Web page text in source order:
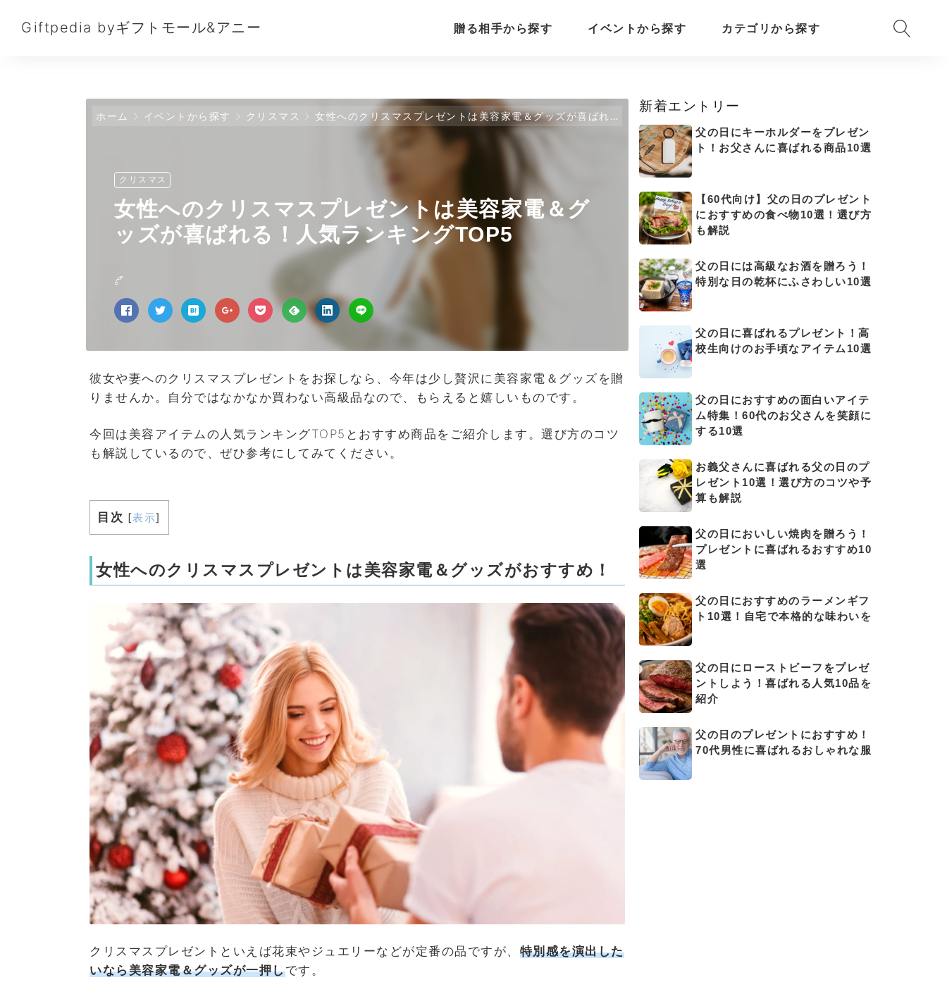
Giftpedia byギフトモール&アニー 贈る相手から探す イベントから探す カテゴリから探す
ホーム イベントから探す クリスマス 女性へのクリスマスプレゼントは美容家電＆グッズが喜ばれる！人気ランキングTOP5
クリスマス
女性へのクリスマスプレゼントは美容家電＆グ
ッズが喜ばれる！人気ランキングTOP5
彼女や妻へのクリスマスプレゼントをお探しなら、今年は少し贅沢に美容家電＆グッズを贈
りませんか。自分ではなかなか買わない高級品なので、もらえると嬉しいものです。
今回は美容アイテムの人気ランキングTOP5とおすすめ商品をご紹介します。選び方のコツ
も解説しているので、ぜひ参考にしてみてください。
目次 [表示]
女性へのクリスマスプレゼントは美容家電＆グッズがおすすめ！
クリスマスプレゼントといえば花束やジュエリーなどが定番の品ですが、 特別感を演出した
いなら美容家電＆グッズが一押しです。
新着エントリー
父の日にキーホルダーをプレゼン
ト！お父さんに喜ばれる商品10選
【60代向け】父の日のプレゼント
におすすめの食べ物10選！選び方
も解説
父の日には高級なお酒を贈ろう！
特別な日の乾杯にふさわしい10選
父の日に喜ばれるプレゼント！高
校生向けのお手頃なアイテム10選
父の日におすすめの面白いアイテ
ム特集！60代のお父さんを笑顔に
する10選
お義父さんに喜ばれる父の日のプ
レゼント10選！選び方のコツや予
算も解説
父の日においしい焼肉を贈ろう！
プレゼントに喜ばれるおすすめ10
選
父の日におすすめのラーメンギフ
ト10選！自宅で本格的な味わいを
父の日にローストビーフをプレゼ
ントしよう！喜ばれる人気10品を
紹介
父の日のプレゼントにおすすめ！
70代男性に喜ばれるおしゃれな服